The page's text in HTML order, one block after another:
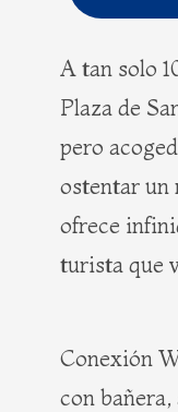
A tan solo
Plaza de
pero
ostentar un
ofrece
turista que
Conexión
con